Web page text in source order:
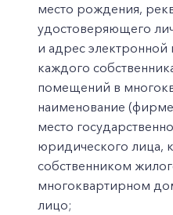
место рождения,
удостоверяющего
и адрес электронной
каждого
помещений в
наименование
место
юридического лица,
собственником
многоквартирном
лицо;